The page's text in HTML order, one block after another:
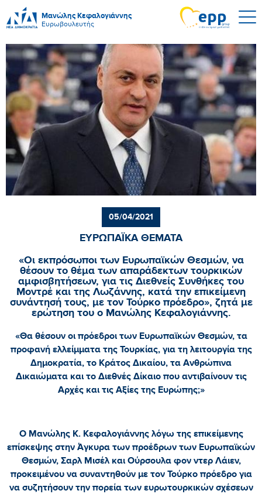
Μανώλης Κεφαλογιάννης
Ευρωβουλευτής
05/04/2021
ΕΥΡΩΠΑΪΚΑ ΘΕΜΑΤΑ
«Οι εκπρόσωποι των Ευρωπαϊκών Θεσμών, να
θέσουν το θέμα των απαράδεκτων τουρκικών
αμφισβητήσεων, για τις Διεθνείς Συνθήκες του
Μοντρέ και της Λωζάννης, κατά την επικείμενη
συνάντησή τους, με τον Τούρκο πρόεδρο», ζητά με
ερώτηση του ο Μανώλης Κεφαλογιάννης.
«Θα θέσουν οι πρόεδροι των Ευρωπαϊκών Θεσμών, τα
προφανή ελλείμματα της Τουρκίας, για τη λειτουργία της
Δημοκρατία, το Κράτος Δικαίου, τα Ανθρώπινα
Δικαιώματα και το Διεθνές Δίκαιο που αντιβαίνουν τις
Αρχές και τις Αξίες της Ευρώπης;»
Ο Μανώλης Κ. Κεφαλογιάννης λόγω της επικείμενης
επίσκεψης στην Άγκυρα των προέδρων των Ευρωπαϊκών
Θεσμών, Σαρλ Μισέλ και Ούρσουλα φον ντερ Λάιεν,
προκειμένου να συναντηθούν με τον Τούρκο πρόεδρο για
να συζητήσουν την πορεία των ευρωτουρκικών σχέσεων